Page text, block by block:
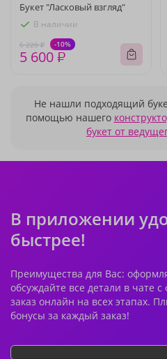
Букет "Ласковый взгляд"
В наличии
6 220 ₽ -10%
5 600 ₽
Не нашли подходящий
помощью нашего
букет от
В приложении
быстрее!
Преимущества для Вас:
обсуждайте все детали в чате
заказ онлайн на всех этапах.
бонусы за каждый заказ!